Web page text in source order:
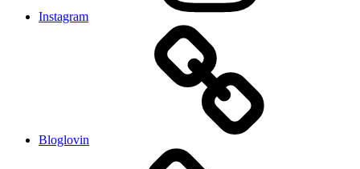
Instagram
Bloglovin